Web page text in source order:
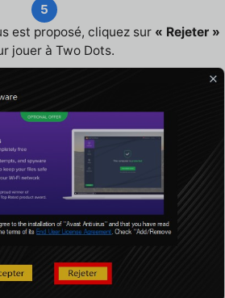
5
est proposé, cliquez sur « Rejeter »
jouer à Two Dots.